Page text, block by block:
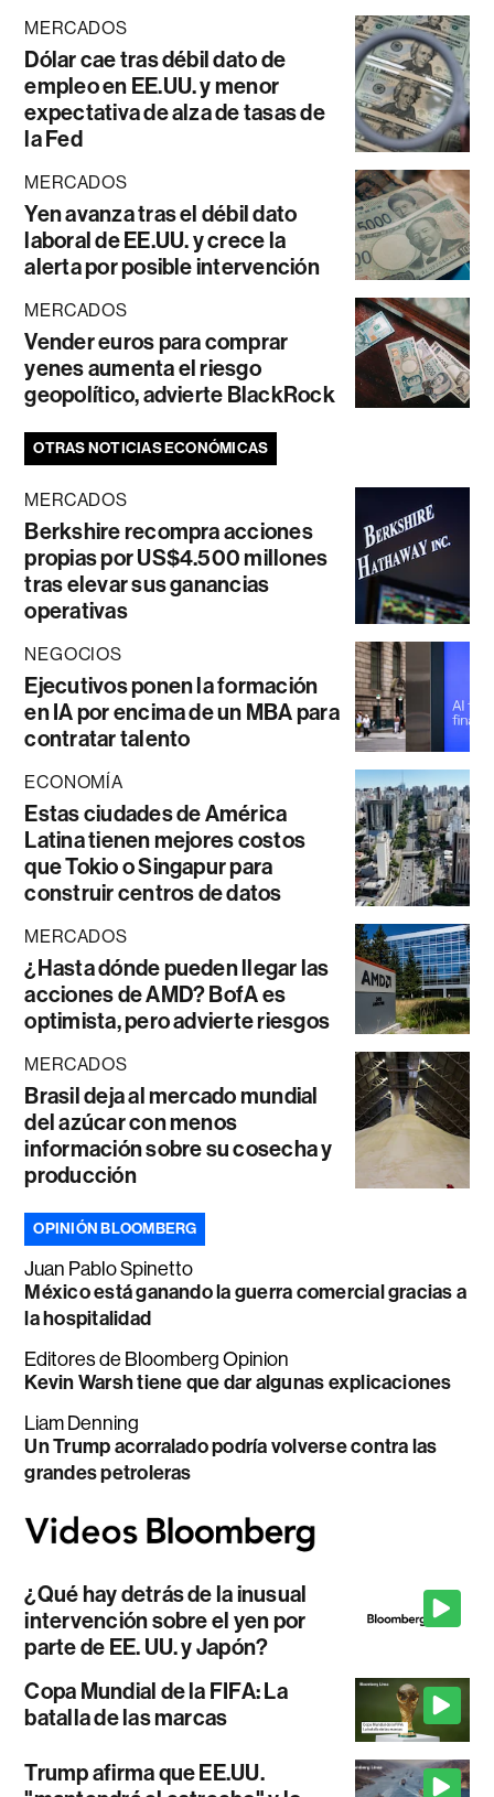
MERCADOS
Dólar cae tras débil dato de
empleo en EE.UU. y menor
expectativa de alza de tasas de
la Fed
MERCADOS
Yen avanza tras el débil dato
laboral de EE.UU. y crece la
alerta por posible intervención
MERCADOS
Vender euros para comprar
yenes aumenta el riesgo
geopolítico, advierte BlackRock
OTRAS NOTICIAS ECONÓMICAS
MERCADOS
Berkshire recompra acciones
propias por US$4.500 millones
tras elevar sus ganancias
operativas
NEGOCIOS
Ejecutivos ponen la formación
en IA por encima de un MBA para
contratar talento
ECONOMÍA
Estas ciudades de América
Latina tienen mejores costos
que Tokio o Singapur para
construir centros de datos
MERCADOS
¿Hasta dónde pueden llegar las
acciones de AMD? BofA es
optimista, pero advierte riesgos
MERCADOS
Brasil deja al mercado mundial
del azúcar con menos
información sobre su cosecha y
producción
OPINIÓN BLOOMBERG
Juan Pablo Spinetto
México está ganando la guerra comercial gracias a
la hospitalidad
Editores de Bloomberg Opinion
Kevin Warsh tiene que dar algunas explicaciones
Liam Denning
Un Trump acorralado podría volverse contra las
grandes petroleras
¿Qué hay detrás de la inusual
intervención sobre el yen por
parte de EE. UU. y Japón?
Copa Mundial de la FIFA: La
batalla de las marcas
Trump afirma que EE.UU.